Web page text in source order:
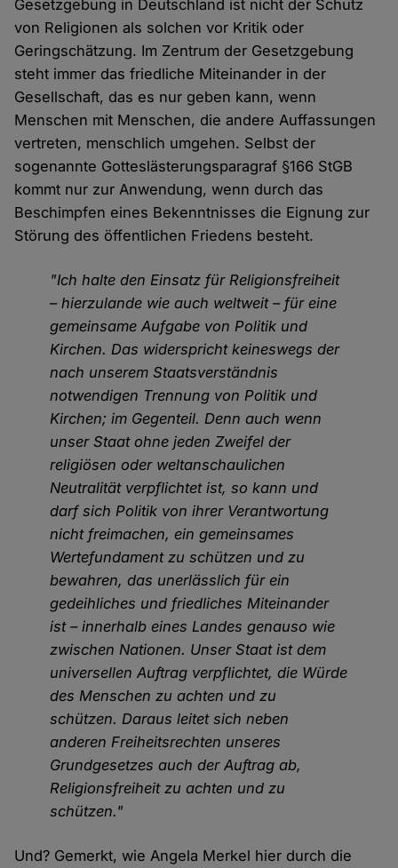
Gesetzgebung in Deutschland ist nicht der Schutz
von Religionen als solchen vor Kritik oder
Geringschätzung. Im Zentrum der Gesetzgebung
steht immer das friedliche Miteinander in der
Gesellschaft, das es nur geben kann, wenn
Menschen mit Menschen, die andere Auffassungen
vertreten, menschlich umgehen. Selbst der
sogenannte Gotteslästerungsparagraf §166 StGB
kommt nur zur Anwendung, wenn durch das
Beschimpfen eines Bekenntnisses die Eignung zur
Störung des öffentlichen Friedens besteht.
"Ich halte den Einsatz für Religionsfreiheit
– hierzulande wie auch weltweit – für eine
gemeinsame Aufgabe von Politik und
Kirchen. Das widerspricht keineswegs der
nach unserem Staatsverständnis
notwendigen Trennung von Politik und
Kirchen; im Gegenteil. Denn auch wenn
unser Staat ohne jeden Zweifel der
religiösen oder weltanschaulichen
Neutralität verpflichtet ist, so kann und
darf sich Politik von ihrer Verantwortung
nicht freimachen, ein gemeinsames
Wertefundament zu schützen und zu
bewahren, das unerlässlich für ein
gedeihliches und friedliches Miteinander
ist – innerhalb eines Landes genauso wie
zwischen Nationen. Unser Staat ist dem
universellen Auftrag verpflichtet, die Würde
des Menschen zu achten und zu
schützen. Daraus leitet sich neben
anderen Freiheitsrechten unseres
Grundgesetzes auch der Auftrag ab,
Religionsfreiheit zu achten und zu
schützen."
Und? Gemerkt, wie Angela Merkel hier durch die